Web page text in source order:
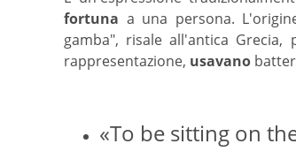
fortuna a una persona.
gamba", risale all'antica
rappresentazione, usavano
«To be sitting on